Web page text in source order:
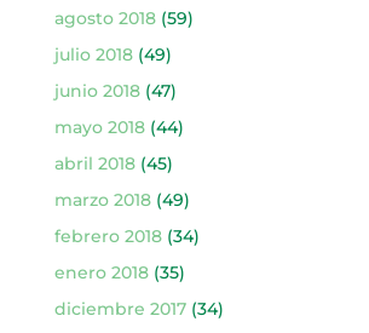
agosto 2018(59)
julio 2018(49)
junio 2018(47)
mayo 2018(44)
abril 2018(45)
marzo 2018(49)
febrero 2018(34)
enero 2018(35)
diciembre 2017(34)